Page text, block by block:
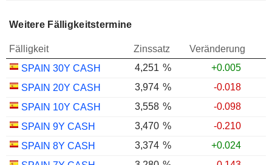
Weitere Fälligkeitstermine
Fälligkeit Zinssatz
Veränderung
SPAIN 30Y CASH
4,251 %
+0.005
SPAIN 20Y CASH
3,974 %
-0.018
SPAIN 10Y CASH
3,558 %
-0.098
SPAIN 9Y CASH
3,470 %
-0.210
SPAIN 8Y CASH
3,374 %
+0.024